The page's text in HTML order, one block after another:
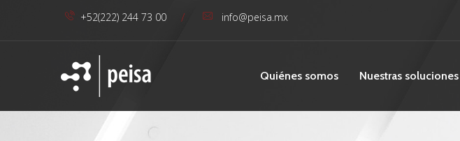
+52(222) 244 73 00 / info@peisa.mx
Quiénes somos Nuestras soluciones